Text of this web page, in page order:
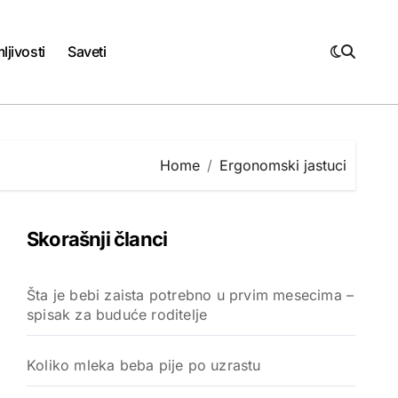
Saveti
Home Ergonomski jastuci
Skorašnji članci
Šta je bebi zaista potrebno u prvim mesecima –
spisak za buduće roditelje
Koliko mleka beba pije po uzrastu